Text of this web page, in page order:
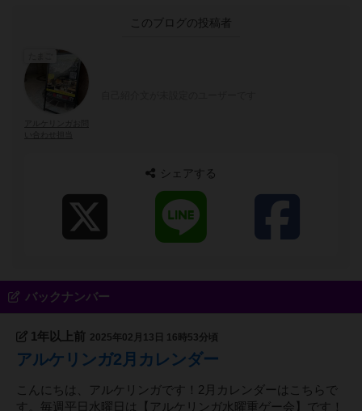
このブログの投稿者
シェアする
バックナンバー
1年以上前 2025年02月13日 16時53分頃
アルケリンガ2月カレンダー
こんにちは、アルケリンガです！2月カレンダーはこちらで
す。毎週平日水曜日は【アルケリンガ水曜重ゲー会】です！